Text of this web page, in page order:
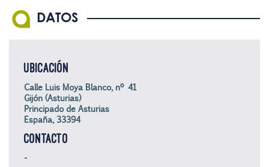
DATOS
UBICACIÓN
Calle Luis Moya Blanco, nº 41
Gijón (Asturias)
Principado de Asturias
España, 33394
CONTACTO
-